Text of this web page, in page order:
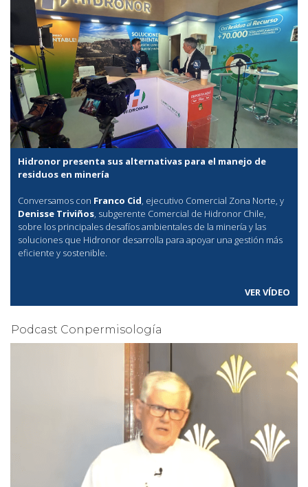
Hidronor presenta sus alternativas para el manejo de
residuos en minería
Conversamos con Franco Cid, ejecutivo Comercial Zona Norte, y
Denisse Triviños, subgerente Comercial de Hidronor Chile,
sobre los principales desafíos ambientales de la minería y las
soluciones que Hidronor desarrolla para apoyar una gestión más
eficiente y sostenible.
VER VÍDEO
Podcast Conpermisología